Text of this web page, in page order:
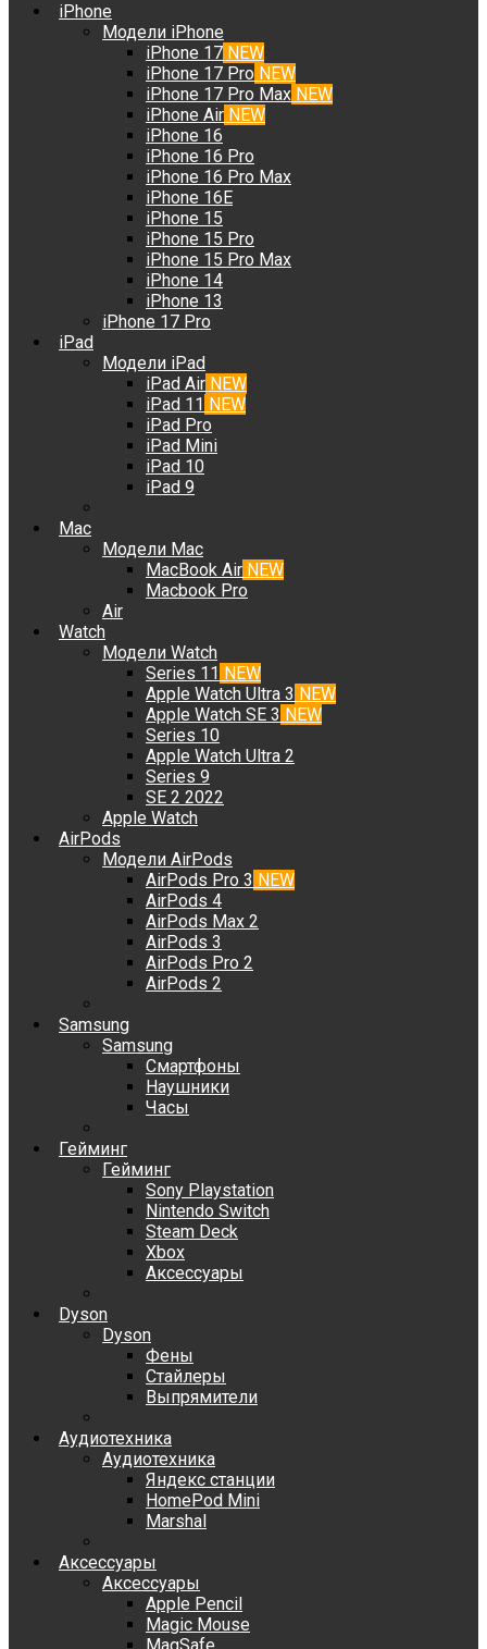
iPhone
Модели iPhone
iPhone 17 NEW
iPhone 17 Pro NEW
iPhone 17 Pro Max NEW
iPhone Air NEW
iPhone 16
iPhone 16 Pro
iPhone 16 Pro Max
iPhone 16E
iPhone 15
iPhone 15 Pro
iPhone 15 Pro Max
iPhone 14
iPhone 13
iPhone 17 Pro
iPad
Модели iPad
iPad Air NEW
iPad 11 NEW
iPad Pro
iPad Mini
iPad 10
iPad 9
Mac
Модели Mac
MacBook Air NEW
Macbook Pro
Air
Watch
Модели Watch
Series 11 NEW
Apple Watch Ultra 3 NEW
Apple Watch SE 3 NEW
Series 10
Apple Watch Ultra 2
Series 9
SE 2 2022
Apple Watch
AirPods
Модели AirPods
AirPods Pro 3 NEW
AirPods 4
AirPods Max 2
AirPods 3
AirPods Pro 2
AirPods 2
Samsung
Samsung
Смартфоны
Наушники
Часы
Гейминг
Гейминг
Sony Playstation
Nintendo Switch
Steam Deck
Xbox
Аксессуары
Dyson
Dyson
Фены
Стайлеры
Выпрямители
Аудиотехника
Аудиотехника
Яндекс станции
HomePod Mini
Marshal
Аксессуары
Аксессуары
Apple Pencil
Magic Mouse